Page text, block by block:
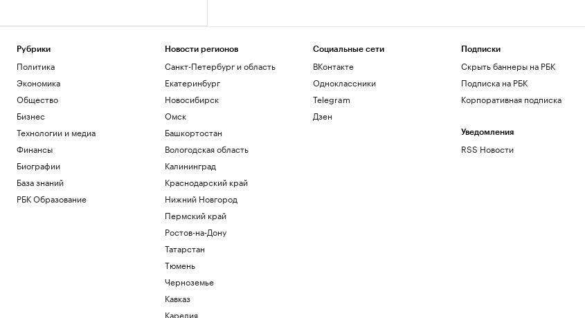
Рубрики
Политика
Экономика
Общество
Бизнес
Технологии и медиа
Финансы
Биографии
База знаний
РБК Образование
Новости регионов
Санкт-Петербург и область
Екатеринбург
Новосибирск
Омск
Башкортостан
Вологодская область
Калининград
Краснодарский край
Нижний Новгород
Пермский край
Ростов-на-Дону
Татарстан
Тюмень
Черноземье
Кавказ
Карелия
Социальные сети
ВКонтакте
Одноклассники
Telegram
Дзен
Подписки
Скрыть баннеры на РБК
Подписка на РБК
Корпоративная подписка
Уведомления
RSS Новости